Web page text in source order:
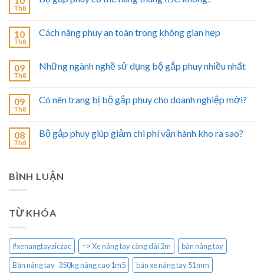
Th8
10
Th8
Cách nâng phuy an toàn trong không gian hẹp
09
Th8
Những ngành nghề sử dụng bộ gắp phuy nhiều nhất
09
Th8
Có nên trang bị bộ gắp phuy cho doanh nghiệp mới?
08
Th8
Bộ gắp phuy giúp giảm chi phí vận hành kho ra sao?
BÌNH LUẬN
TỪ KHÓA
#xenangtayziczac => Xe nâng tay càng dài 2m
bàn nâng tay
Bàn nâng tay 350kg nâng cao 1m5
bán xe nâng tay 51mm